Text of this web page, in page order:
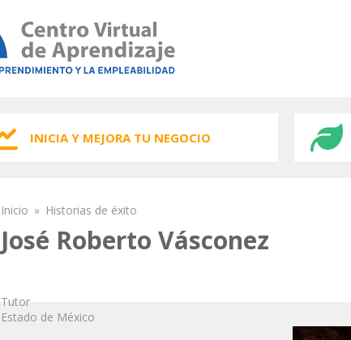
INICIA Y MEJORA TU NEGOCIO
Se encuentra usted aquí
Inicio » Historias de éxito
José Roberto Vásconez
Tutor
Estado de México